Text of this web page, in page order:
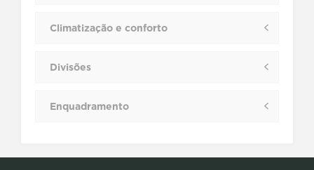
Climatização e conforto
Divisões
Enquadramento